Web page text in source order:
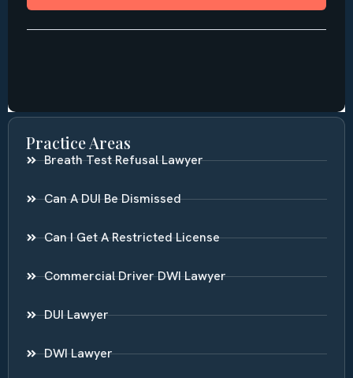
Practice Areas
Breath Test Refusal Lawyer
Can A DUI Be Dismissed
Can I Get A Restricted License
Commercial Driver DWI Lawyer
DUI Lawyer
DWI Lawyer